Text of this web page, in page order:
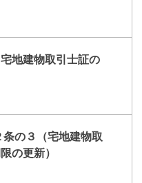
地建物取引士証の
の３（宅地建物取
の更新）